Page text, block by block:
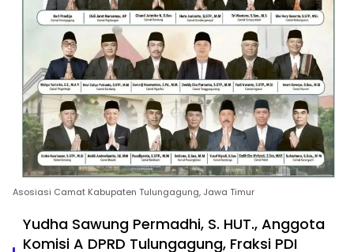
Asosiasi Camat Kabupaten Tulungagung, Jawa Timur
Yudha Sawung Permadhi, S. HUT., Anggota
Komisi A DPRD Tulungagung, Fraksi PDI